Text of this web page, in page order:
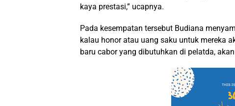
kaya prestasi,” ucapnya.
Pada kesempatan tersebut Budiana
kalau honor atau uang saku untuk mereka
baru cabor yang dibutuhkan di pelatda,